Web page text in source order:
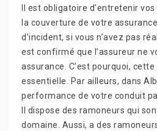
Il est obligatoire d’entretenir
la couverture de votre
d’incident, si vous n’avez pas
est confirmé que l’assureur ne
assurance. C’est pourquoi,
essentielle. Par ailleurs, dans
performance de votre conduit
Il dispose des ramoneurs qui
domaine. Aussi, a des